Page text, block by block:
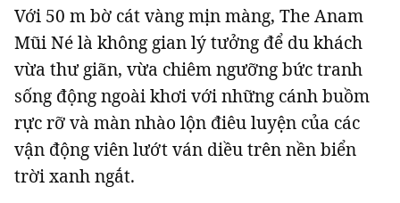
Với 50 m bờ cát vàng mịn màng, The Anam
Mũi Né là không gian lý tưởng để du khách
vừa thư giãn, vừa chiêm ngưỡng bức tranh
sống động ngoài khơi với những cánh buồm
rực rỡ và màn nhào lộn điêu luyện của các
vận động viên lướt ván diều trên nền biển
trời xanh ngắt.